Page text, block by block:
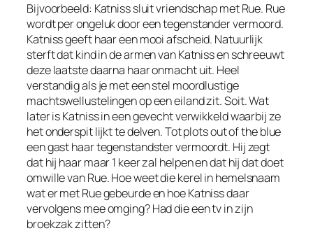
Bijvoorbeeld: Katniss sluit vriendschap met Rue. Rue
wordt per ongeluk door een tegenstander vermoord.
Katniss geeft haar een mooi afscheid. Natuurlijk
sterft dat kind in de armen van Katniss en schreeuwt
deze laatste daarna haar onmacht uit. Heel
verstandig als je met een stel moordlustige
machtswellustelingen op een eiland zit. Soit. Wat
later is Katniss in een gevecht verwikkeld waarbij ze
het onderspit lijkt te delven. Tot plots out of the blue
een gast haar tegenstandster vermoordt. Hij zegt
dat hij haar maar 1 keer zal helpen en dat hij dat doet
omwille van Rue. Hoe weet die kerel in hemelsnaam
wat er met Rue gebeurde en hoe Katniss daar
vervolgens mee omging? Had die een tv in zijn
broekzak zitten?